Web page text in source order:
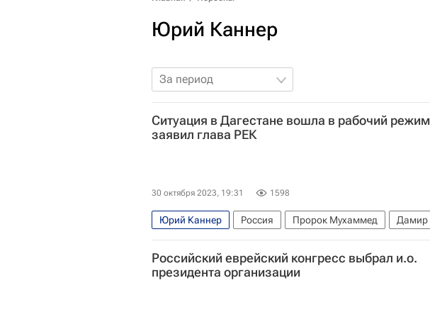
Юрий Каннер
За период
Ситуация в Дагестане вошла в рабочий
заявил глава РЕК
30 октября 2023, 19:31 1598
Юрий Каннер Россия Пророк Мухаммед
Дамир
Беспорядки в аэропорту Махачкалы
Российский еврейский конгресс выбрал и.о.
президента организации